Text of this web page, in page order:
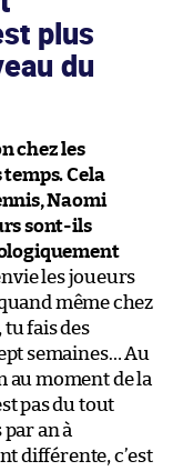
plus
du
chez les
Cela
Naomi
sont-ils
les joueurs
même chez
fais des
semaines… Au
au moment de la
pas du tout
an à
différente, c’est